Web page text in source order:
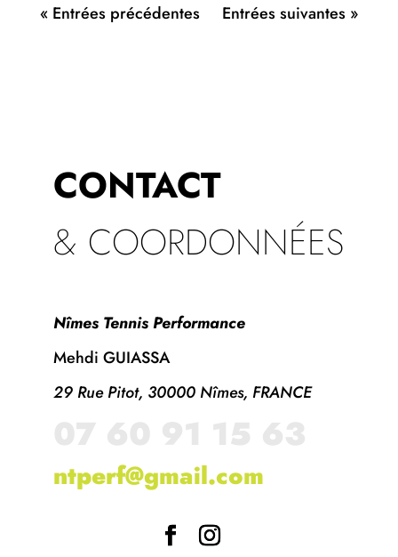
« Entrées précédentes Entrées suivantes »
CONTACT
& COORDONNÉES
Nîmes Tennis Performance
Mehdi GUIASSA
29 Rue Pitot, 30000 Nîmes, FRANCE
ntperf@gmail.com